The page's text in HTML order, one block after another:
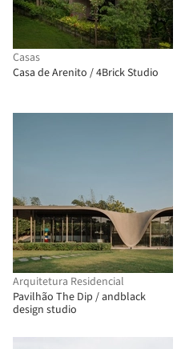
Casas
Casa de Arenito / 4Brick Studio
Arquitetura Residencial
Pavilhão The Dip / andblack
design studio